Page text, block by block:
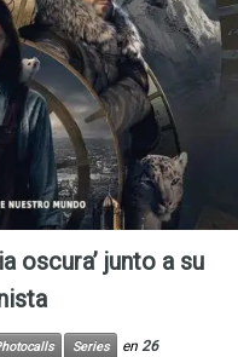
oscura’ junto a su
Series en 26